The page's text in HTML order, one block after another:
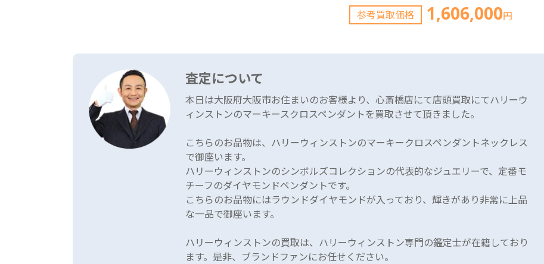
参考買取価格 1,606,000円
査定について
本日は大阪府大阪市お住まいのお客様より、心斎橋店にて店頭買取にてハリーウ
ィンストンのマーキースクロスペンダントを買取させて頂きました。
こちらのお品物は、ハリーウィンストンのマーキークロスペンダントネックレス
で御座います。
ハリーウィンストンのシンボルズコレクションの代表的なジュエリーで、定番モ
チーフのダイヤモンドペンダントです。
こちらのお品物にはラウンドダイヤモンドが入っており、輝きがあり非常に上品
な一品で御座います。
ハリーウィンストンの買取は、ハリーウィンストン専門の鑑定士が在籍しており
ます。是非、ブランドファンにお任せください。